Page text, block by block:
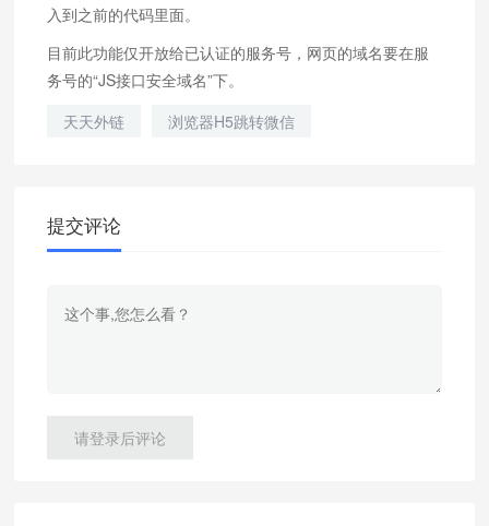
入到之前的代码里面。
目前此功能仅开放给已认证的服务号，网页的域名要在服
务号的“JS接口安全域名”下。
天天外链
浏览器H5跳转微信
提交评论
请登录后评论